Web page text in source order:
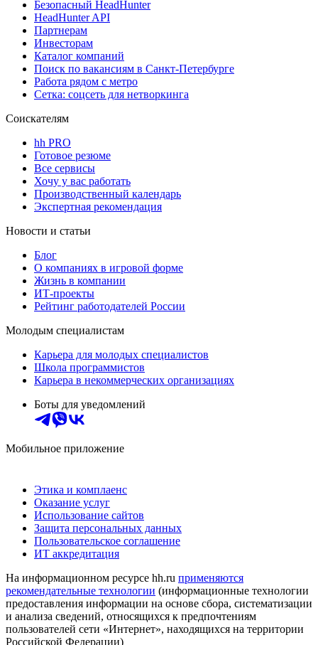
Безопасный HeadHunter
HeadHunter API
Партнерам
Инвесторам
Каталог компаний
Поиск по вакансиям в Санкт-Петербурге
Работа рядом с метро
Сетка: соцсеть для нетворкинга
Соискателям
hh PRO
Готовое резюме
Все сервисы
Хочу у вас работать
Производственный календарь
Экспертная рекомендация
Новости и статьи
Блог
О компаниях в игровой форме
Жизнь в компании
ИТ-проекты
Рейтинг работодателей России
Молодым специалистам
Карьера для молодых специалистов
Школа программистов
Карьера в некоммерческих организациях
Боты для уведомлений
Мобильное приложение
Этика и комплаенс
Оказание услуг
Использование сайтов
Защита персональных данных
Пользовательское соглашение
ИТ аккредитация
На информационном ресурсе hh.ru применяются
рекомендательные технологии (информационные технологии
предоставления информации на основе сбора, систематизации
и анализа сведений, относящихся к предпочтениям
пользователей сети «Интернет», находящихся на территории
Российской Федерации)